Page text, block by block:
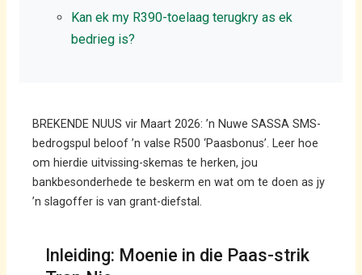
Kan ek my R390-toelaag terugkry as ek
bedrieg is?
BREKENDE NUUS vir Maart 2026: ’n Nuwe SASSA SMS-
bedrogspul beloof ’n valse R500 ‘Paasbonus’. Leer hoe
om hierdie uitvissing-skemas te herken, jou
bankbesonderhede te beskerm en wat om te doen as jy
’n slagoffer is van grant-diefstal.
Inleiding: Moenie in die Paas-strik